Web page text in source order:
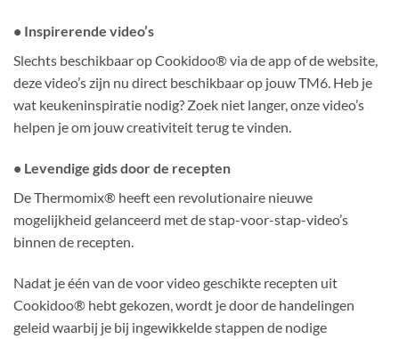
• Inspirerende video’s
Slechts beschikbaar op Cookidoo® via de app of de website,
deze video’s zijn nu direct beschikbaar op jouw TM6. Heb je
wat keukeninspiratie nodig? Zoek niet langer, onze video’s
helpen je om jouw creativiteit terug te vinden.
• Levendige gids door de recepten
De Thermomix® heeft een revolutionaire nieuwe
mogelijkheid gelanceerd met de stap-voor-stap-video’s
binnen de recepten.
Nadat je één van de voor video geschikte recepten uit
Cookidoo® hebt gekozen, wordt je door de handelingen
geleid waarbij je bij ingewikkelde stappen de nodige